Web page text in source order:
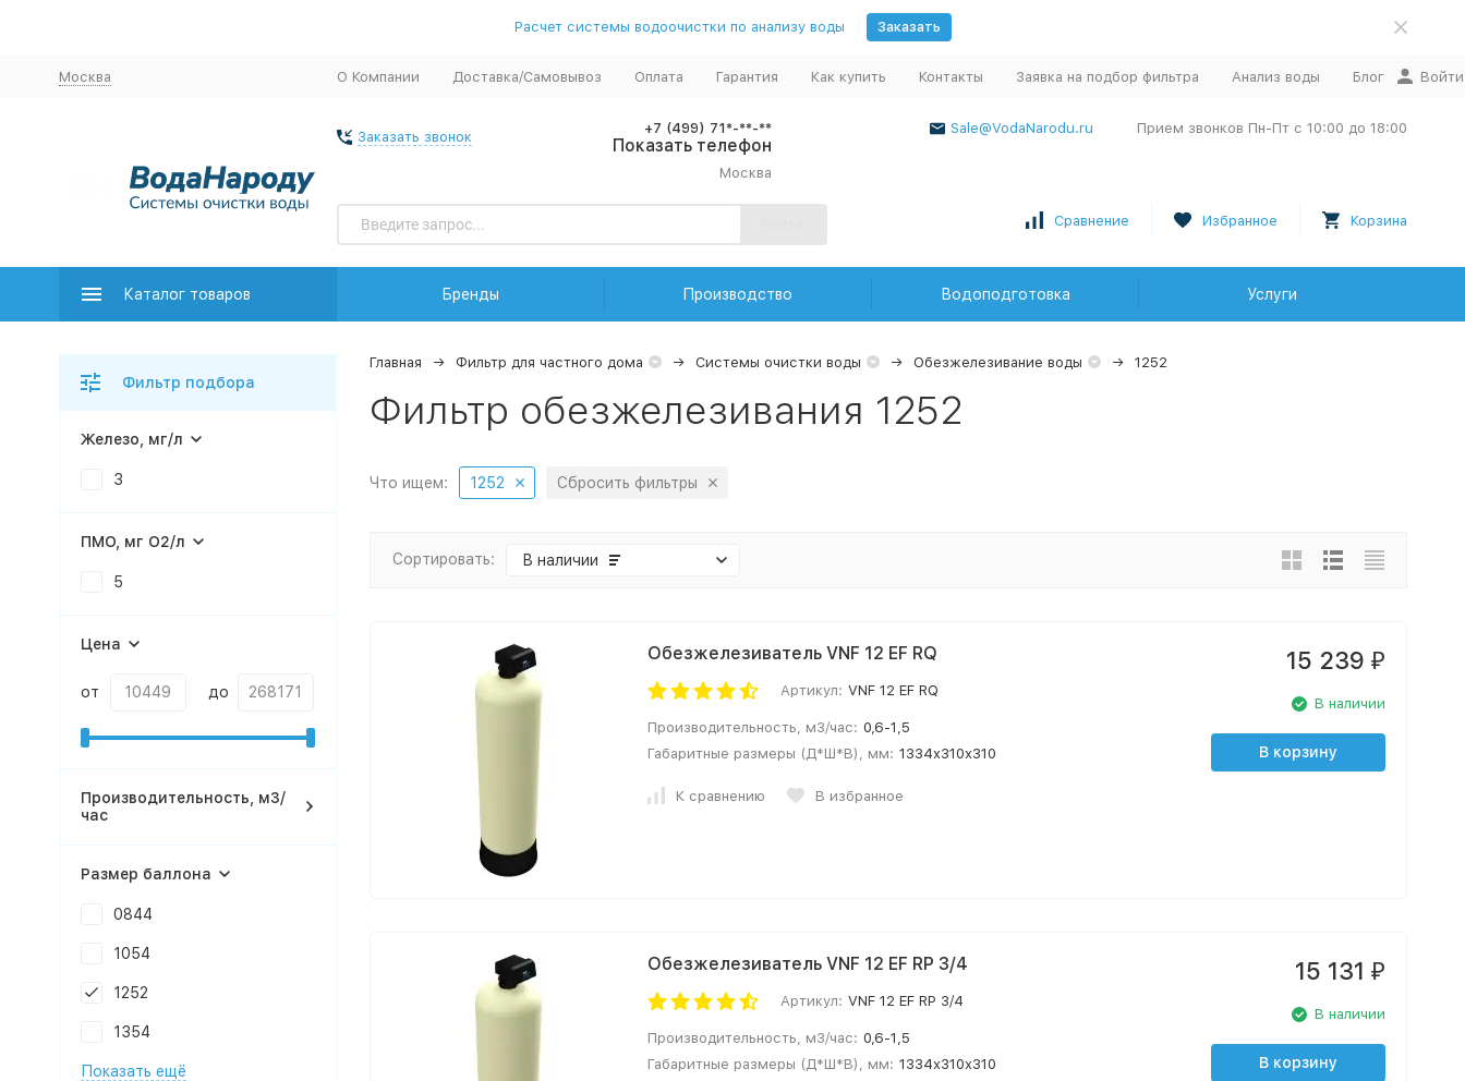
Расчет системы водоочистки по анализу воды Заказать
Москва О Компании Доставка/Самовывоз Оплата Гарантия Как купить Контакты Заявка на подбор фильтра Анализ воды Блог Войти
Заказать звонок
+7 (499) 71*-**-**
Показать телефон
Москва
Sale@VodaNarodu.ru Прием звонков Пн-Пт с 10:00 до 18:00
Сравнение Избранное Корзина
Каталог товаров Бренды Производство Водоподготовка Услуги
Главная Фильтр для частного дома Системы очистки воды Обезжелезивание воды 1252
Фильтр обезжелезивания 1252
Что ищем: 1252 Сбросить фильтры
Сортировать: В наличии
Обезжелезиватель VNF 12 EF RQ
Артикул: VNF 12 EF RQ
Производительность, м3/час: 0,6-1,5
Габаритные размеры (Д*Ш*В), мм: 1334х310х310
К сравнению В избранное
15 239 ₽
В наличии
В корзину
Обезжелезиватель VNF 12 EF RP 3/4
Артикул: VNF 12 EF RP 3/4
Производительность, м3/час: 0,6-1,5
Габаритные размеры (Д*Ш*В), мм: 1334х310х310
15 131 ₽
В наличии
В корзину
Фильтр подбора
Железо, мг/л
3
ПМО, мг О2/л
5
Цена
от до
Производительность, м3/
час
Размер баллона
0844
1054
1252
1354
Показать ещё